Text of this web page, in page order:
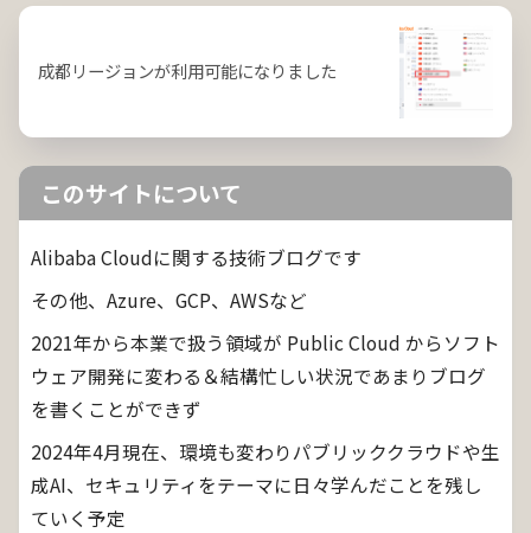
成都リージョンが利用可能になりました
このサイトについて
Alibaba Cloudに関する技術ブログです
その他、Azure、GCP、AWSなど
2021年から本業で扱う領域が Public Cloud からソフト
ウェア開発に変わる＆結構忙しい状況であまりブログ
を書くことができず
2024年4月現在、環境も変わりパブリッククラウドや生
成AI、セキュリティをテーマに日々学んだことを残し
ていく予定